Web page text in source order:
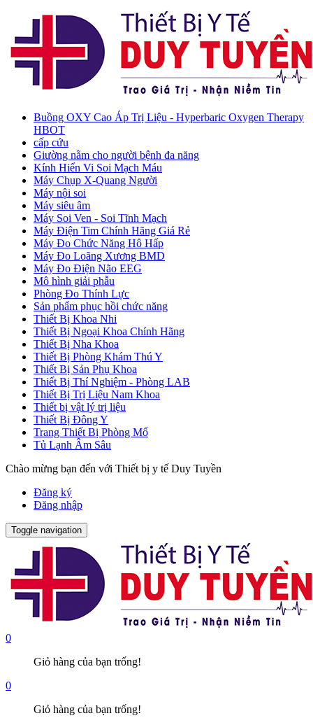
Buồng OXY Cao Áp Trị Liệu - Hyperbaric Oxygen Therapy
HBOT
cấp cứu
Giường nằm cho người bệnh đa năng
Kính Hiển Vi Soi Mạch Máu
Máy Chụp X-Quang Người
Máy nội soi
Máy siêu âm
Máy Soi Ven - Soi Tĩnh Mạch
Máy Điện Tim Chính Hãng Giá Rẻ
Máy Đo Chức Năng Hô Hấp
Máy Đo Loãng Xương BMD
Máy Đo Điện Não EEG
Mô hình giải phẫu
Phòng Đo Thính Lực
Sản phẩm phục hồi chức năng
Thiết Bị Khoa Nhi
Thiết Bị Ngoại Khoa Chính Hãng
Thiết Bị Nha Khoa
Thiết Bị Phòng Khám Thú Y
Thiết Bị Sản Phụ Khoa
Thiết Bị Thí Nghiệm - Phòng LAB
Thiết Bị Trị Liệu Nam Khoa
Thiết bị vật lý trị liệu
Thiết Bị Đông Y
Trang Thiết Bị Phòng Mổ
Tủ Lạnh Âm Sâu
Chào mừng bạn đến với Thiết bị y tế Duy Tuyền
Đăng ký
Đăng nhập
Toggle navigation
0
Giỏ hàng của bạn trống!
0
Giỏ hàng của bạn trống!